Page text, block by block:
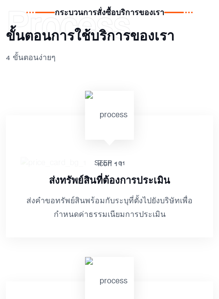
Process
กระบวนการสั่งซื้อบริการของเรา
ขั้นตอนการใช้บริการของเรา
4 ขั้นตอนง่ายๆ
STEP - 01
ส่งทรัพย์สินที่ต้องการประเมิน
ส่งคำขอทรัพย์สินพร้อมกับระบุที่ตั้งไปยังบริษัทเพื่อ
กำหนดค่าธรรมเนียมการประเมิน